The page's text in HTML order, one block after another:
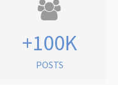
+100K
POSTS